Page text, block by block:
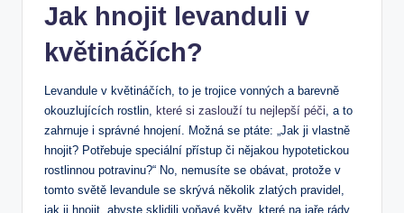
Jak hnojit levanduli v
květináčích?
Levandule v květináčích, to je trojice vonných a barevně
okouzlujících rostlin,
které si zaslouží tu nejlepší péči , a to
zahrnuje i správné hnojení. Možná se ptáte: „Jak ji vlastně
hnojit? Potřebuje speciální přístup či nějakou hypotetickou
rostlinnou potravinu?“ No, nemusíte se obávat, protože v
tomto světě levandule se skrývá několik zlatých pravidel,
jak ji hnojit, abyste sklidili voňavé květy, které na jaře rády